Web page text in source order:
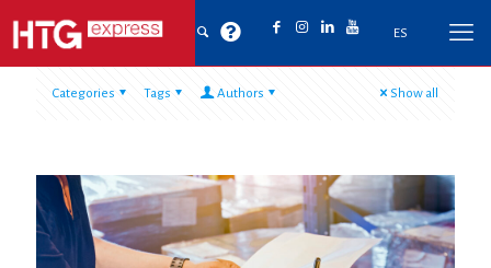
ES
Categories Tags Authors Show all